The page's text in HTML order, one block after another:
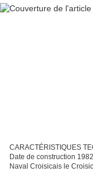
CARACTÉRISTIQUES
Date de construction
Naval Croisicais le